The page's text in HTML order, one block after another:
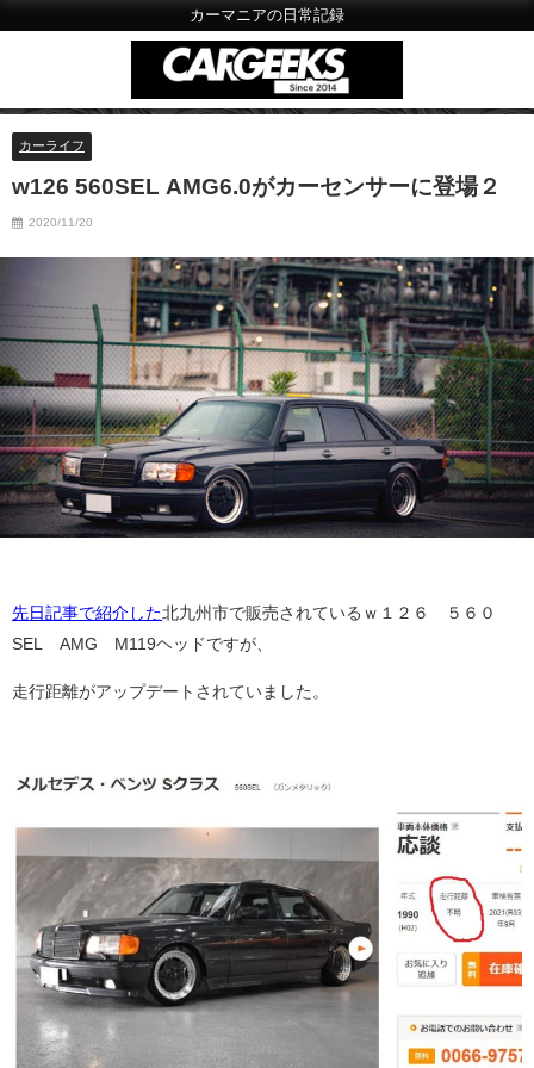
カーマニアの日常記録
カーライフ
w126 560SEL AMG6.0がカーセンサーに登場２
2020/11/20
先日記事で紹介した北九州市で販売されているｗ１２６ ５６０
SEL AMG M119ヘッドですが、
走行距離がアップデートされていました。